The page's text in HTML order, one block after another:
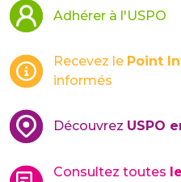
Adhérer à l'USPO
Recevez le Point
informés
Découvrez USPO
Consultez toutes